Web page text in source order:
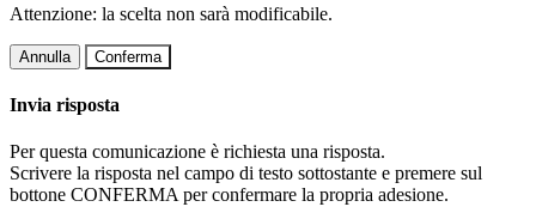
Attenzione: la scelta non sarà modificabile.
Annulla Conferma
Invia risposta
Per questa comunicazione è richiesta una risposta.
Scrivere la risposta nel campo di testo sottostante e premere sul
bottone CONFERMA per confermare la propria adesione.